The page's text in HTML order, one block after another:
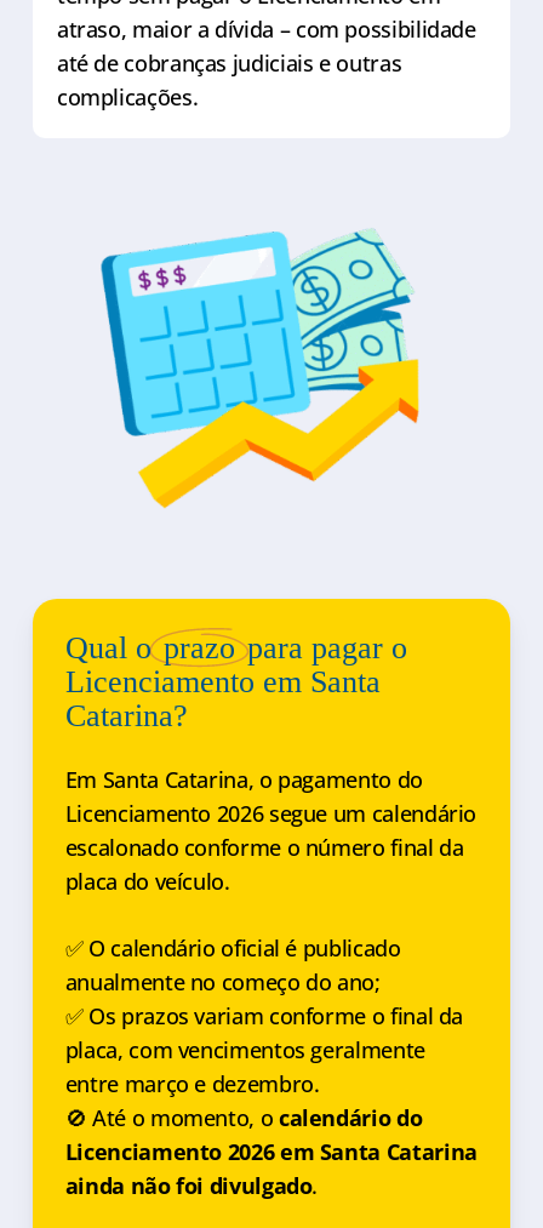
atraso, maior a dívida – com possibilidade
até de cobranças judiciais e outras
complicações.
Qual oprazopara pagar o
Licenciamento em Santa
Catarina?
Em Santa Catarina, o pagamento do
Licenciamento 2026 segue um calendário
escalonado conforme o número final da
placa do veículo.
✅ O calendário oficial é publicado
anualmente no começo do ano;
✅ Os prazos variam conforme o final da
placa, com vencimentos geralmente
entre março e dezembro.
🚫 Até o momento, o calendário do
Licenciamento 2026 em Santa Catarina
ainda não foi divulgado.